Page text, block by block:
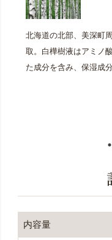
北海道の北部、美深町
取。白樺樹液はアミノ
た成分を含み、保湿成
内容量